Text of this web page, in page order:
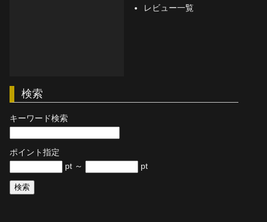
単品販売
ヘルプ
お問い合わせ
レビュー一覧
検索
キーワード検索
ポイント指定
pt ～
pt